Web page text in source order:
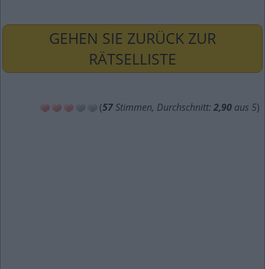
GEHEN SIE ZURÜCK ZUR
RÄTSELLISTE
(57Stimmen, Durchschnitt: 2,90 aus 5)